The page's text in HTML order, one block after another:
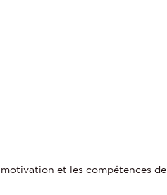
et les compétences de